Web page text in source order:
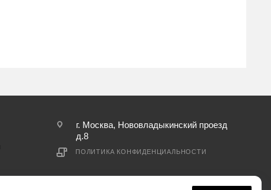
г. Москва, Нововладыкинский проезд
д.8
ПОЛИТИКА КОНФИДЕНЦИАЛЬНОСТИ